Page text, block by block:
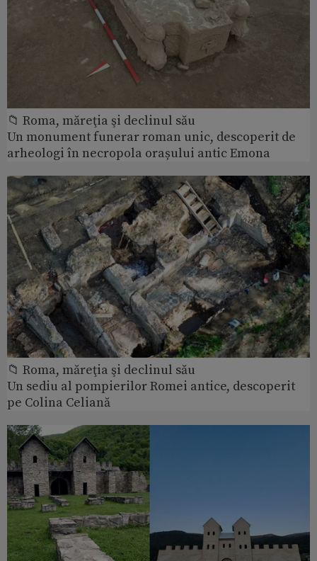
📁 Roma, măreţia şi declinul său
Un monument funerar roman unic, descoperit de
arheologi în necropola orașului antic Emona
📁 Roma, măreţia şi declinul său
Un sediu al pompierilor Romei antice, descoperit
pe Colina Celiană